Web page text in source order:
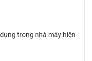
trong nhà máy hiện